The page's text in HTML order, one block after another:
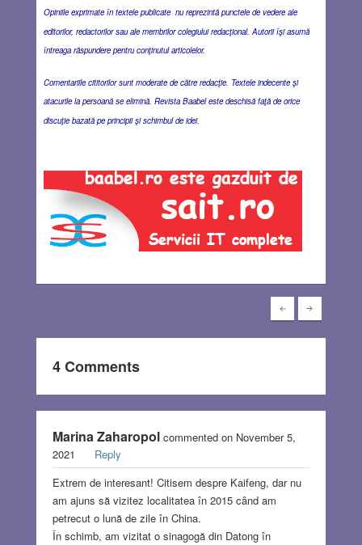
Opiniile exprimate în textele publicate nu reprezintă punctele de vedere ale
editorilor, redactorilor sau ale membrilor colegiului redacţional. Autorii îşi asumă
întreaga răspundere pentru conţinutul articolelor.
Comentariile cititorilor sunt moderate de către redacţie. Textele indecente şi
atacurile la persoană se elimină. Revista Baabel este deschisă faţă de orice
discuţie bazată pe principii şi schimbul de idei.
4 Comments
Marina Zaharopol commented on November 5,
2021
Reply
Extrem de interesant! Citisem despre Kaifeng, dar nu
am ajuns să vizitez localitatea în 2015 când am
petrecut o lună de zile în China.
În schimb, am vizitat o sinagogă din Datong în